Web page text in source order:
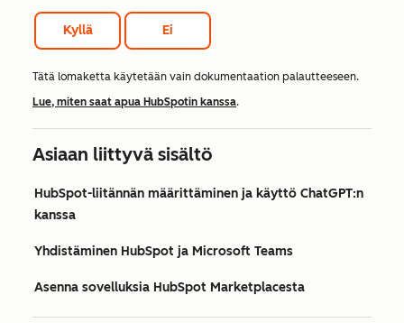
Kyllä Ei
Tätä lomaketta käytetään vain dokumentaation palautteeseen.
Lue, miten saat apua HubSpotin kanssa.
Asiaan liittyvä sisältö
HubSpot-liitännän määrittäminen ja käyttö ChatGPT:n
kanssa
Yhdistäminen HubSpot ja Microsoft Teams
Asenna sovelluksia HubSpot Marketplacesta